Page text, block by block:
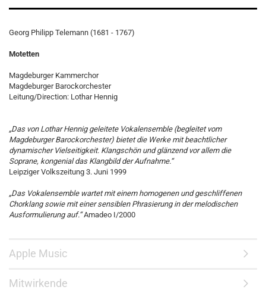
Georg Philipp Telemann (1681 - 1767)
Motetten
Magdeburger Kammerchor
Magdeburger Barockorchester
Leitung/Direction: Lothar Hennig
„Das von Lothar Hennig geleitete Vokalensemble (begleitet vom
Magdeburger Barockorchester) bietet die Werke mit beachtlicher
dynamischer Vielseitigkeit. Klangschön und glänzend vor allem die
Soprane, kongenial das Klangbild der Aufnahme.“
Leipziger Volkszeitung 3. Juni 1999
„Das Vokalensemble wartet mit einem homogenen und geschliffenen
Chorklang sowie mit einer sensiblen Phrasierung in der melodischen
Ausformulierung auf.“Amadeo I/2000
Apple Music
Mitwirkende